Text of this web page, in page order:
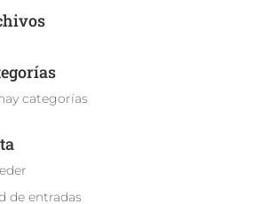
categorías
de entradas